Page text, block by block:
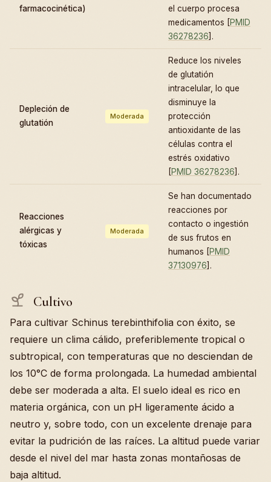
farmacocinética)
el cuerpo procesa
medicamentos [PMID
36278236].
Depleción de
glutatión
Moderada
Reduce los niveles
de glutatión
intracelular, lo que
disminuye la
protección
antioxidante de las
células contra el
estrés oxidativo
[PMID 36278236].
Reacciones
alérgicas y
tóxicas
Moderada
Se han documentado
reacciones por
contacto o ingestión
de sus frutos en
humanos [PMID
37130976].
Cultivo
Para cultivar Schinus terebinthifolia con éxito, se
requiere un clima cálido, preferiblemente tropical o
subtropical, con temperaturas que no desciendan de
los 10°C de forma prolongada. La humedad ambiental
debe ser moderada a alta. El suelo ideal es rico en
materia orgánica, con un pH ligeramente ácido a
neutro y, sobre todo, con un excelente drenaje para
evitar la pudrición de las raíces. La altitud puede variar
desde el nivel del mar hasta zonas montañosas de
baja altitud.